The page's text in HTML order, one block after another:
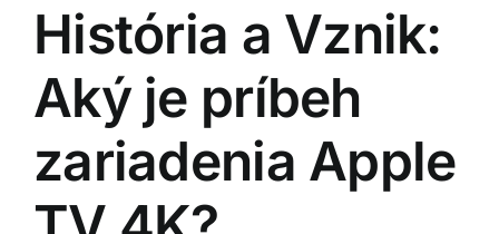
História a Vznik:
Aký je príbeh
zariadenia Apple